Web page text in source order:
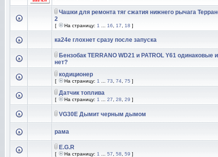
Чашки для ремонта тяг сжатия нижнего рычага
2
[ На страницу: 1 16 17 18 ]
ка24е глохнет сразу после запуска
Бензобак TERRANO WD21 и PATROL Y61 одинаковые
нет?
кодиционер
[ На страницу: 1 73 74 75 ]
Датчик топлива
[ На страницу: 1 27 28 29 ]
VG30E Дымит черным дымом
рама
E.G.R
[ На страницу: 1 57 58 59 ]